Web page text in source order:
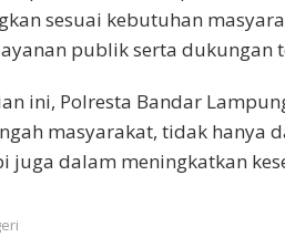
sesuai kebutuhan
publik serta
ini, Polresta Bandar
masyarakat, tidak hanya
juga dalam meningkatkan